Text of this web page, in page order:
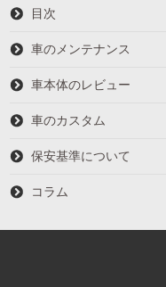
目次
車のメンテナンス
車本体のレビュー
車のカスタム
保安基準について
コラム